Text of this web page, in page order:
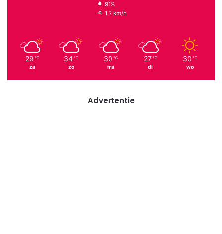
91%
1.7 km/h
29 ℃
za
34 ℃
zo
30 ℃
ma
27 ℃
di
30 ℃
wo
Advertentie